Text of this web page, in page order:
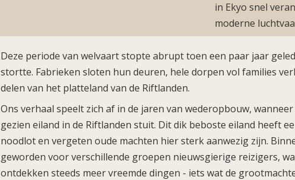
in Ekyo snel
moderne
Deze periode van welvaart stopte abrupt toen een paar jaar
stortte. Fabrieken sloten hun deuren, hele dorpen vol families
delen van het platteland van de Riftlanden.
Ons verhaal speelt zich af in de jaren van wederopbouw,
gezien eiland in de Riftlanden stuit. Dit dik beboste eiland heeft
noodlot en vergeten oude machten hier sterk aanwezig zijn.
geworden voor verschillende groepen nieuwsgierige reizigers,
ontdekken steeds meer vreemde dingen - iets wat de